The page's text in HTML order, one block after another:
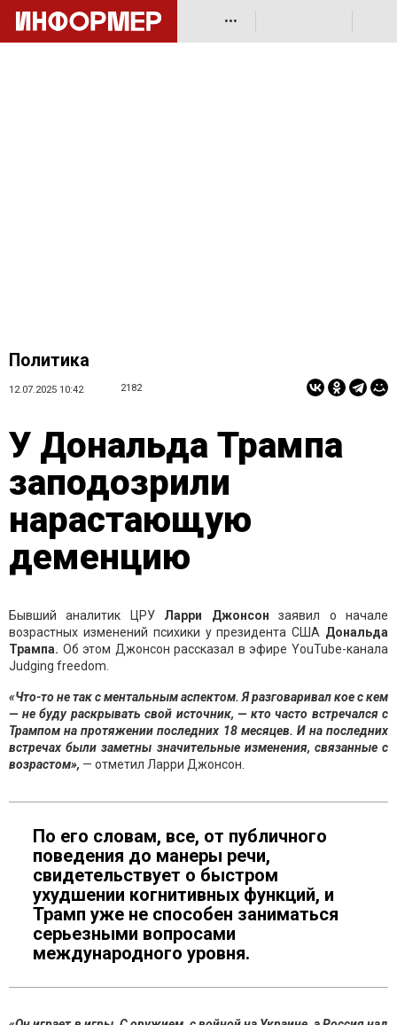
•••
Политика
12.07.2025 10:42 2182
У Дональда Трампа
заподозрили
нарастающую
деменцию
Бывший аналитик ЦРУ Ларри Джонсон заявил о начале
возрастных изменений психики у президента США Дональда
Трампа. Об этом Джонсон рассказал в эфире YouTube-канала
Judging freedom.
«Что-то не так с ментальным аспектом. Я разговаривал кое с кем
— не буду раскрывать свой источник, — кто часто встречался с
Трампом на протяжении последних 18 месяцев. И на последних
встречах были заметны значительные изменения, связанные с
возрастом», — отметил Ларри Джонсон.
По его словам, все, от публичного
поведения до манеры речи,
свидетельствует о быстром
ухудшении когнитивных функций, и
Трамп уже не способен заниматься
серьезными вопросами
международного уровня.